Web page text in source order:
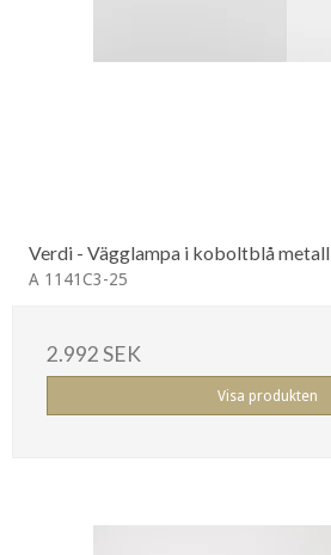
Verdi - Vägglampa i koboltblå metall
A 1141C3-25
2.992 SEK
Visa produkten